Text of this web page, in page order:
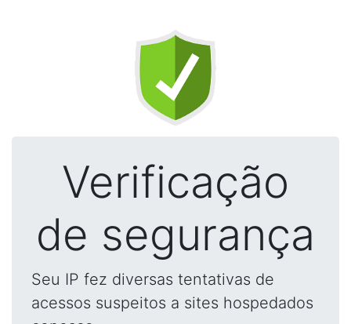
Verificação
de segurança
Seu IP fez diversas tentativas de
acessos suspeitos a sites hospedados